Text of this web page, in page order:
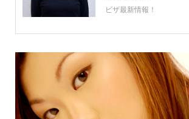
ビザ最新情報！